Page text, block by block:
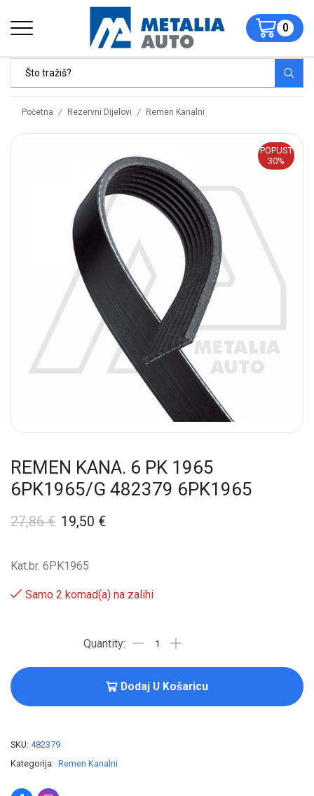
0
Početna / Rezervni Dijelovi / Remen Kanalni
POPUST
30%
REMEN KANA. 6 PK 1965
6PK1965/G 482379 6PK1965
27,86€ 19,50 €
Kat.br. 6PK1965
Samo 2 komad(a) na zalihi
Dodaj U Košaricu
SKU: 482379
Kategorija: Remen Kanalni